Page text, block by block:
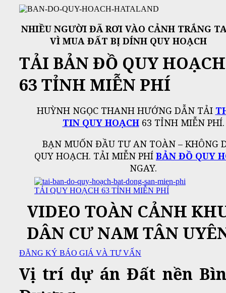
NHIỀU NGƯỜI ĐÃ RƠI VÀO CẢNH TRẮNG
VÌ MUA ĐẤT BỊ DÍNH QUY HOẠCH
TẢI BẢN ĐỒ QUY HOẠCH
63 TỈNH MIỄN PHÍ
HUỲNH NGỌC THANH HƯỚNG DẪN TẢI
TIN QUY HOẠCH63 TỈNH MIỄN PHÍ.
BẠN MUỐN ĐẦU TƯ AN TOÀN – KHÔNG
QUY HOẠCH. TẢI MIỄN PHÍ BẢN ĐỒ QUY
NGAY.
TẢI QUY HOẠCH 63 TỈNH MIỄN PHÍ
VIDEO TOÀN CẢNH
DÂN CƯ NAM TÂN
ĐĂNG KÝ BÁO GIÁ VÀ TƯ VẤN
Vị trí dự án Đất nền